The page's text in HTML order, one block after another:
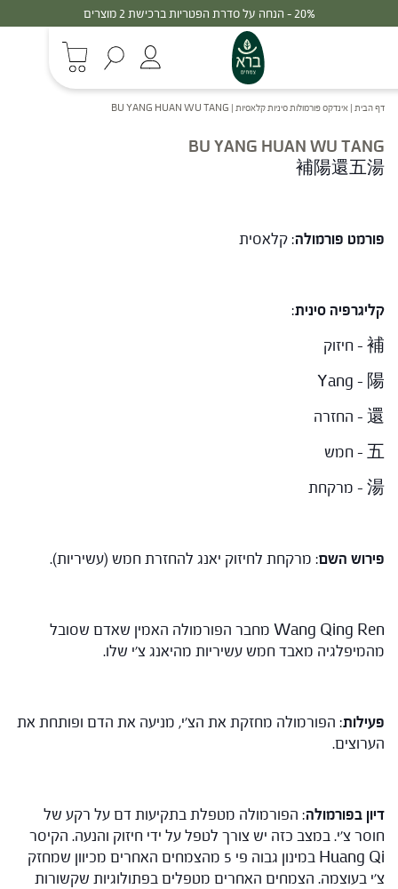
20% - הנחה על סדרת הפטריות ברכישת 2 מוצרים
דף הבית | אינדקס פורמולות סיניות קלאסיות |
BU YANG HUAN WU TANG
BU YANG HUAN WU TANG
補陽還五湯
פורמט פורמולה: קלאסית
קליגרפיה סינית:
補 – חיזוק
Yang – 陽
還 – החזרה
五 – חמש
湯 – מרקחת
פירוש השם: מרקחת לחיזוק יאנג להחזרת חמש (עשיריות).
Wang Qing Ren מחבר הפורמולה האמין שאדם שסובל
מהמיפלגיה מאבד חמש עשיריות מהיאנג צ'י שלו.
פעילות: הפורמולה מחזקת את הצ'י, מניעה את הדם ופותחת את
הערוצים.
דיון בפורמולה: הפורמולה מטפלת בתקיעות דם על רקע של
חוסר צ'י. במצב כזה יש צורך לטפל על ידי חיזוק והנעה. הקיסר
Huang Qi במינון גבוה פי 5 מהצמחים האחרים מכיוון שמחזק
צ'י בעוצמה. הצמחים האחרים מטפלים בפתולוגיות שקשורות